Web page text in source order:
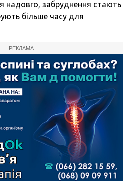
надовго, забруднення стають
більше часу для
РЕКЛАМА